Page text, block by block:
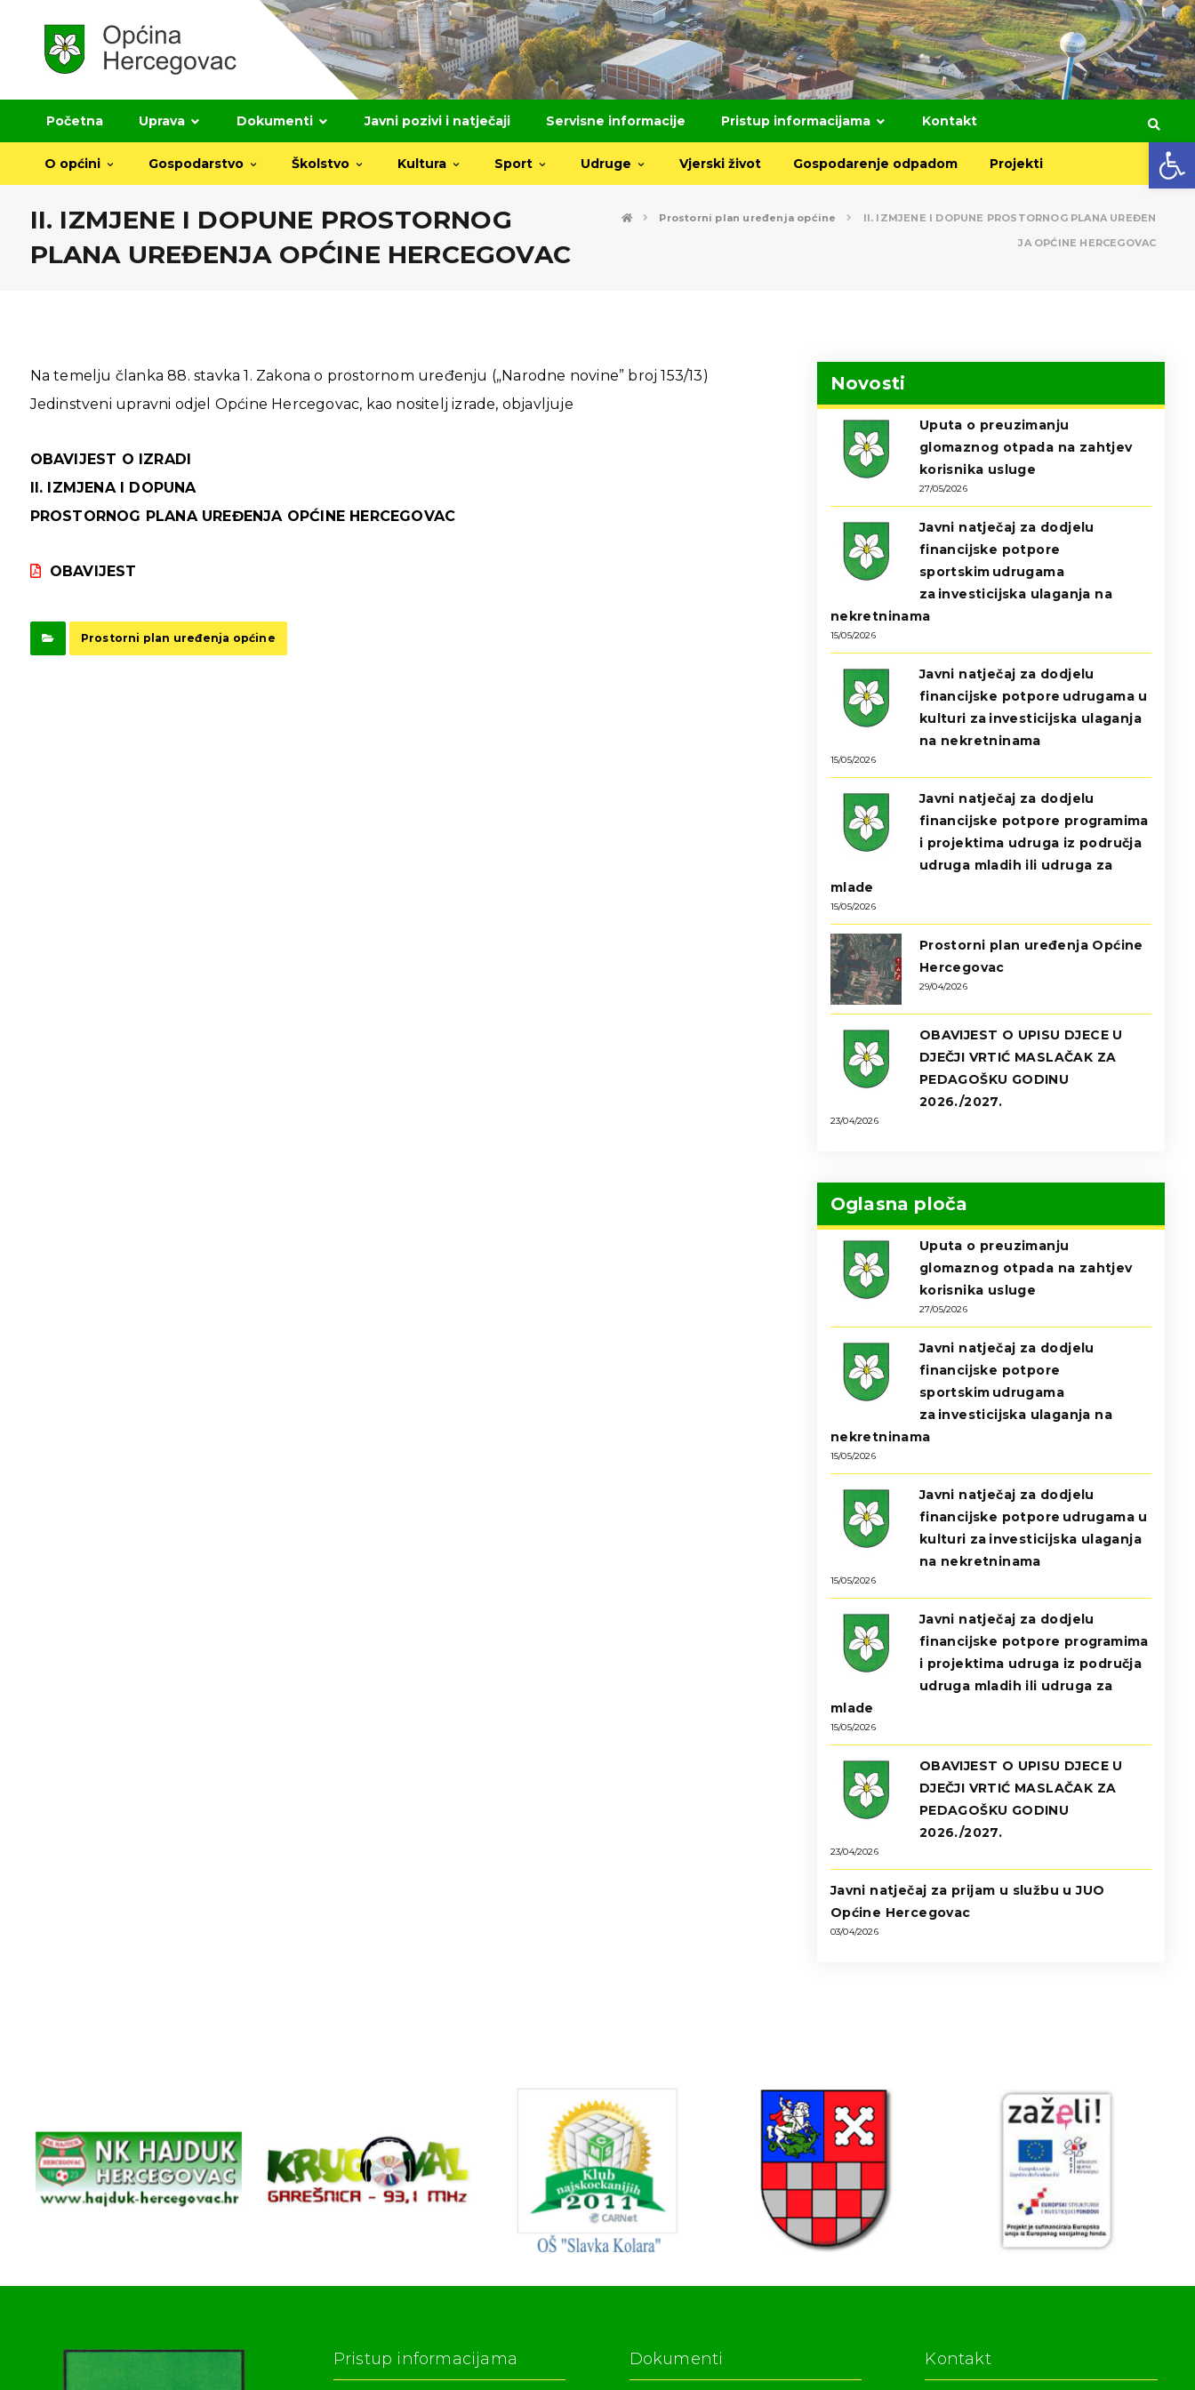
Open toolbar
Početna Uprava Dokumenti Javni pozivi i natječaji Servisne informacije Pristup informacijama Kontakt
O općini Gospodarstvo Školstvo Kultura Sport Udruge Vjerski život Gospodarenje odpadom Projekti
II. IZMJENE I DOPUNE PROSTORNOG
PLANA UREĐENJA OPĆINE HERCEGOVAC
Prostorni plan uređenja općine
II. IZMJENE I DOPUNE PROSTORNOG PLANA UREĐEN
JA OPĆINE HERCEGOVAC
Na temelju članka 88. stavka 1. Zakona o prostornom uređenju („Narodne novine” broj 153/13)
Jedinstveni upravni odjel Općine Hercegovac, kao nositelj izrade, objavljuje
OBAVIJEST O IZRADI
II. IZMJENA I DOPUNA
PROSTORNOG PLANA UREĐENJA OPĆINE HERCEGOVAC
OBAVIJEST
Prostorni plan uređenja općine
Novosti
Uputa o preuzimanju
glomaznog otpada na zahtjev
korisnika usluge
27/05/2026
Javni natječaj za dodjelu
financijske potpore
sportskim udrugama
za investicijska ulaganja na
nekretninama
15/05/2026
Javni natječaj za dodjelu
financijske potpore udrugama u
kulturi za investicijska ulaganja
na nekretninama
15/05/2026
Javni natječaj za dodjelu
financijske potpore programima
i projektima udruga iz područja
udruga mladih ili udruga za
mlade
15/05/2026
Prostorni plan uređenja Općine
Hercegovac
29/04/2026
OBAVIJEST O UPISU DJECE U
DJEČJI VRTIĆ MASLAČAK ZA
PEDAGOŠKU GODINU
2026./2027.
23/04/2026
Oglasna ploča
Uputa o preuzimanju
glomaznog otpada na zahtjev
korisnika usluge
27/05/2026
Javni natječaj za dodjelu
financijske potpore
sportskim udrugama
za investicijska ulaganja na
nekretninama
15/05/2026
Javni natječaj za dodjelu
financijske potpore udrugama u
kulturi za investicijska ulaganja
na nekretninama
15/05/2026
Javni natječaj za dodjelu
financijske potpore programima
i projektima udruga iz područja
udruga mladih ili udruga za
mlade
15/05/2026
OBAVIJEST O UPISU DJECE U
DJEČJI VRTIĆ MASLAČAK ZA
PEDAGOŠKU GODINU
2026./2027.
23/04/2026
Javni natječaj za prijam u službu u JUO
Općine Hercegovac
03/04/2026
Pristup informacijama Dokumenti Kontakt